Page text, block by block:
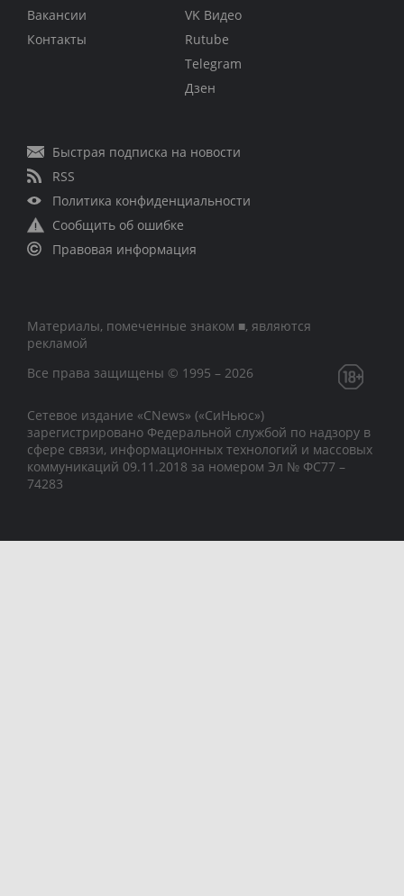
Вакансии
Контакты
VK Видео
Rutube
Telegram
Дзен
Быстрая подписка на новости
RSS
Политика конфиденциальности
Сообщить об ошибке
Правовая информация
Материалы, помеченные знаком ■, являются
рекламой
Все права защищены © 1995 – 2026
Сетевое издание «CNews» («СиНьюс»)
зарегистрировано Федеральной службой по надзору в
сфере связи, информационных технологий и массовых
коммуникаций 09.11.2018 за номером Эл № ФС77 –
74283